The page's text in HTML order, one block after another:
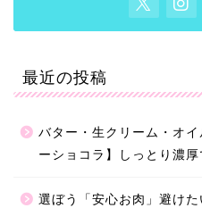
最近の投稿
バター・生クリーム・オ
ーショコラ】しっとり濃
選ぼう「安心お肉」避け